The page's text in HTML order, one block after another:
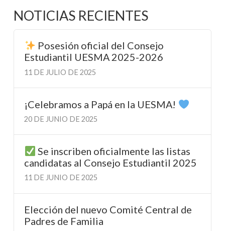
NOTICIAS RECIENTES
Posesión oficial del Consejo
Estudiantil UESMA 2025-2026
11 DE JULIO DE 2025
¡Celebramos a Papá en la UESMA!
20 DE JUNIO DE 2025
Se inscriben oficialmente las listas
candidatas al Consejo Estudiantil 2025
11 DE JUNIO DE 2025
Elección del nuevo Comité Central de
Padres de Familia